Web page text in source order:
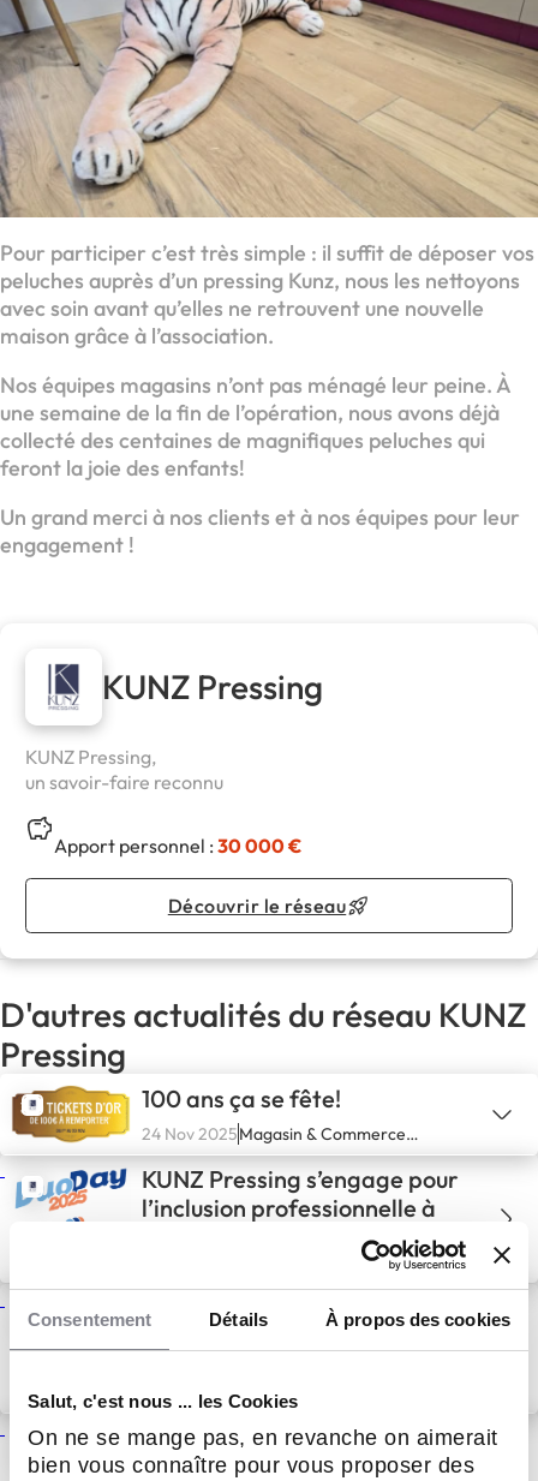
Consentement Détails À propos des cookies
Salut, c'est nous ... les Cookies
On ne se mange pas, en revanche on aimerait
bien vous connaître pour vous proposer des
Pour participer c’est très simple : il suffit de déposer vos
peluches auprès d’un pressing Kunz, nous les nettoyons
avec soin avant qu’elles ne retrouvent une nouvelle
maison grâce à l’association.
Nos équipes magasins n’ont pas ménagé leur peine. À
une semaine de la fin de l’opération, nous avons déjà
collecté des centaines de magnifiques peluches qui
feront la joie des enfants!
Un grand merci à nos clients et à nos équipes pour leur
engagement !
KUNZ Pressing
KUNZ Pressing,
un savoir-faire reconnu
Apport personnel :30 000 €
Découvrir le réseau
D'autres actualités du réseau KUNZ
Pressing
100 ans ça se fête!
24 Nov 2025Magasin & Commerce
spécialisé
KUNZ Pressing s’engage pour
l’inclusion professionnelle à
l’occasion du DuoDay 2025
Entreprendre, Histoire
d'entrepreneurs
« Une vie dans les étoffes et la
mode » : le témoignage de
siècle de soin textile
31 Oct 2025Entreprendre, Histoire
d'entrepreneurs
Kunz Pressing fête ses 100
ans : un siècle d’élégance,